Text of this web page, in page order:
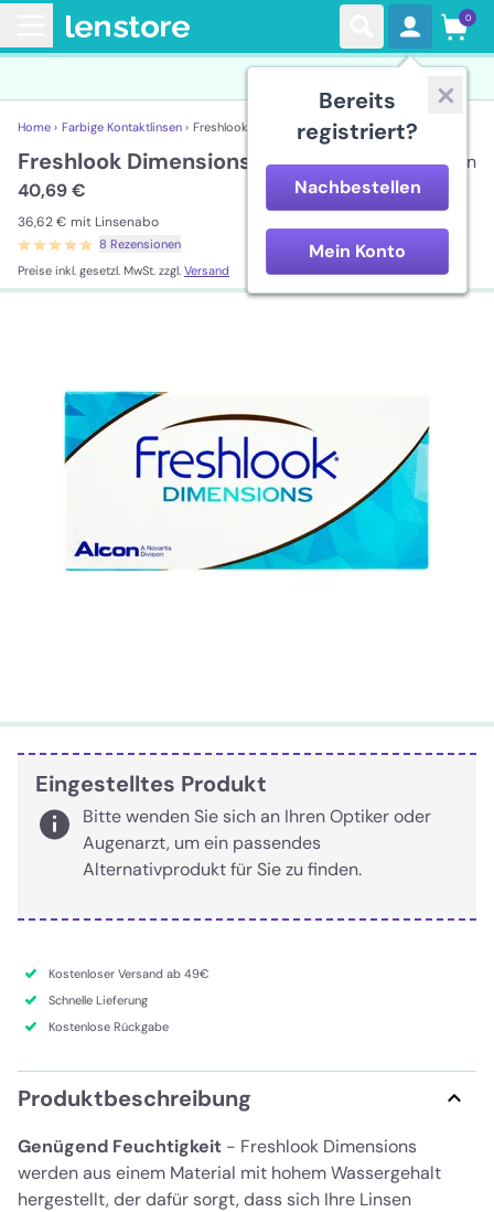
Bereits
registriert?
Nachbestellen
Mein Konto
0
Home › Farbige Kontaktlinsen › Freshlook Dimensions
Freshlook Dimensions
40,69 €
36,62 € mit Linsenabo
8 Rezensionen
Preise inkl. gesetzl. MwSt. zzgl. Versand
6 Linsen
Eingestelltes Produkt
Bitte wenden Sie sich an Ihren Optiker oder
Augenarzt, um ein passendes
Alternativprodukt für Sie zu finden.
Kostenloser Versand ab 49€
Schnelle Lieferung
Kostenlose Rückgabe
Produktbeschreibung
Genügend Feuchtigkeit - Freshlook Dimensions
werden aus einem Material mit hohem Wassergehalt
hergestellt, der dafür sorgt, dass sich Ihre Linsen